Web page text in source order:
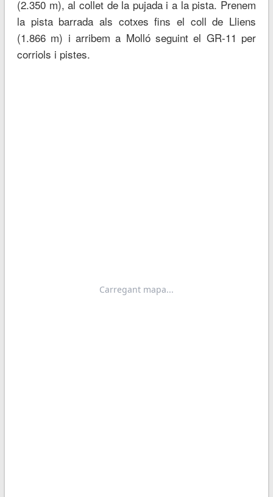
(2.350 m), al collet de la pujada i a la pista. Prenem
la pista barrada als cotxes fins el coll de Lliens
(1.866 m) i arribem a Molló seguint el GR-11 per
corriols i pistes.